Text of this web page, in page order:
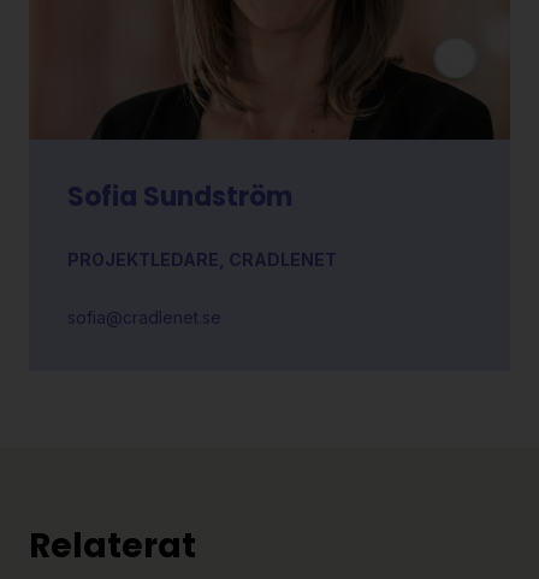
Sofia Sundström
PROJEKTLEDARE, CRADLENET
sofia@cradlenet.se
Relaterat